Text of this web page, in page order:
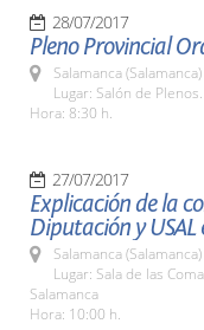
28/07/2017
Pleno Provincial
Salamanca (Salamanca)
Lugar: Salón de
Hora: 8:30 h.
27/07/2017
Explicación de la
Diputación y USAL
Salamanca (Salamanca)
Lugar: Sala de las
Salamanca
Hora: 10:00 h.